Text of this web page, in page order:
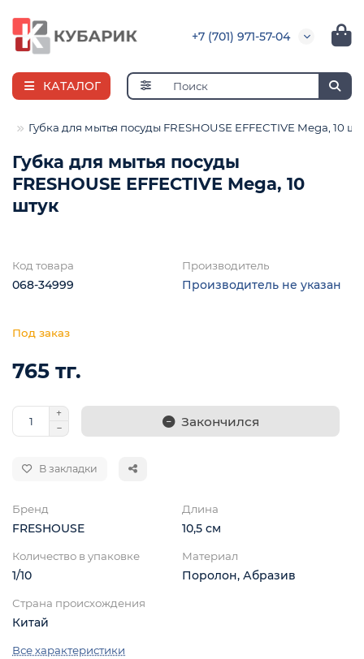
+7 (701) 971-57-04
КАТАЛОГ
Губка для мытья посуды FRESHOUSE EFFECTIVE Mega, 10
Губка для мытья посуды
FRESHOUSE EFFECTIVE Mega, 10
штук
Код товара
068-34999
Производитель
Производитель не указан
765 тг.
Закончился
В закладки
Бренд
FRESHOUSE
Длина
10,5 см
Количество в упаковке
1/10
Материал
Поролон, Абразив
Страна происхождения
Китай
Все характеристики